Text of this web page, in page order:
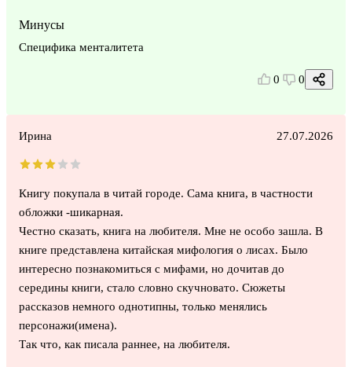
Минусы
Специфика менталитета
0 0
Ирина 27.07.2026
Книгу покупала в читай городе. Сама книга, в частности
обложки -шикарная.
Честно сказать, книга на любителя. Мне не особо зашла. В
книге представлена китайская мифология о лисах. Было
интересно познакомиться с мифами, но дочитав до
середины книги, стало словно скучновато. Сюжеты
рассказов немного однотипны, только менялись
персонажи(имена).
Так что, как писала раннее, на любителя.